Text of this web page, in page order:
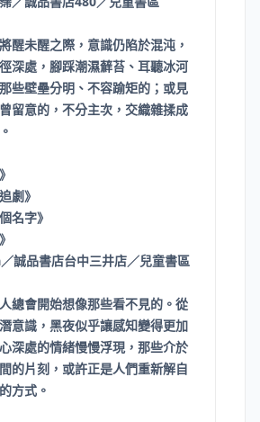
醒未醒之際，意識仍陷於混沌，
深處，腳踩潮濕蘚苔、耳聽冰河
些壁壘分明、不容踰矩的；或見
留意的，不分主次，交織雜揉成
劇》
名字》
誠品書店台中三井店／兒童書區
總會開始想像那些看不見的。從
意識，黑夜似乎讓感知變得更加
深處的情緒慢慢浮現，那些介於
的片刻，或許正是人們重新解自
方式。